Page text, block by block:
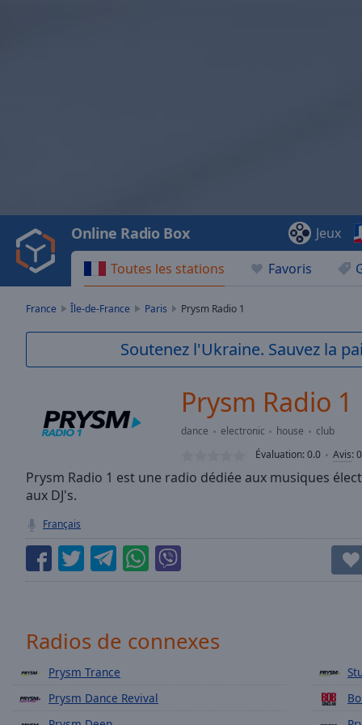
Video
Play
Backward
Skip
Current
TypeLIVE
Seek to
currently
behind
LIVE
Remaining
Time-
Playback
Chapters
Toutes les stations Favoris
Online Radio Box Jeux
France Île-de-France Paris Prysm Radio 1
Soutenez l'Ukraine. Sauvez la
Prysm Radio 1
dance electronic house
club
Évaluation:0.0 Avis:0
Prysm Radio 1 est une radio dédiée aux musiques
aux DJ's.
Français
Radios de connexes
Prysm Trance
Prysm Dance Revival